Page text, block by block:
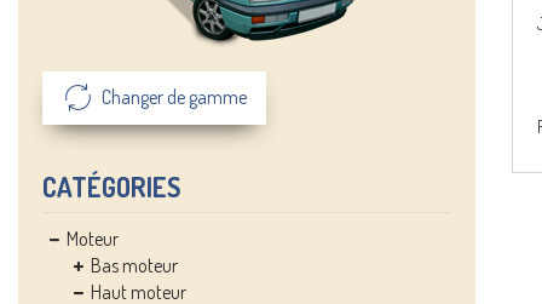
Changer de gamme
CATÉGORIES
Moteur
Bas moteur
Haut moteur